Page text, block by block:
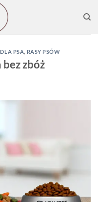
PSA RASY PSÓW
zbóż